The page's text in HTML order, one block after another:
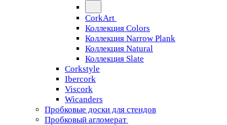
CorkArt
Коллекция Colors
Коллекция Narrow Plank
Коллекция Natural
Коллекция Slate
Corkstyle
Ibercork
Viscork
Wicanders
Пробковые доски для стендов
Пробковый агломерат